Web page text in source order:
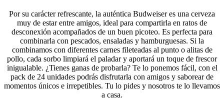
Por su carácter refrescante, la auténtica Budweiser es una cerveza
muy de estar entre amigos, ideal para compartirla en ratos de
desconexión acompañados de un buen picoteo. Es perfecta para
combinarla con pescados, ensaladas y hamburguesas. Si la
combinamos con diferentes carnes fileteadas al punto o alitas de
pollo, cada sorbo limpiará el paladar y aportará un toque de frescor
inigualable. ¿Tienes ganas de probarla? Te lo ponemos fácil, con el
pack de 24 unidades podrás disfrutarla con amigos y saborear de
momentos únicos e irrepetibles. Tu lo pides y nosotros te lo llevamos
a casa.